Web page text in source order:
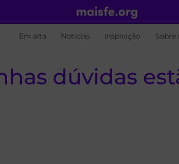
Em alta Notícias Inspiração Sobre
dúvidas